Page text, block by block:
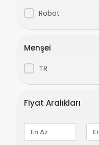
Robot
Menşei
TR
Fiyat Aralıkları
-